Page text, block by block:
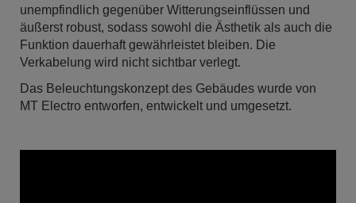
unempfindlich gegenüber Witterungseinflüssen und
äußerst robust, sodass sowohl die Ästhetik als auch die
Funktion dauerhaft gewährleistet bleiben. Die
Verkabelung wird nicht sichtbar verlegt.
Das Beleuchtungskonzept des Gebäudes wurde von
MT Electro entworfen, entwickelt und umgesetzt.